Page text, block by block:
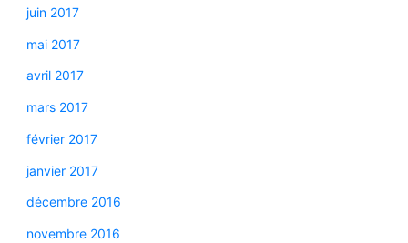
juin 2017
mai 2017
avril 2017
mars 2017
février 2017
janvier 2017
décembre 2016
novembre 2016